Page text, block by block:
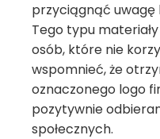
przyciągnąć uwagę
Tego typu
osób, które nie
wspomnieć, że
oznaczonego logo
pozytywnie
społecznych.